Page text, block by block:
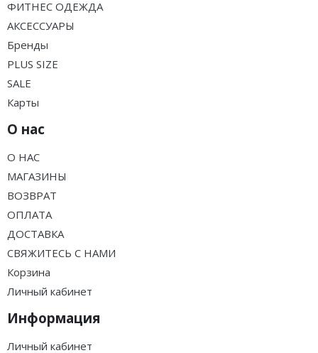
ФИТНЕС ОДЕЖДА
АКСЕССУАРЫ
Бренды
PLUS SIZE
SALE
Карты
О нас
О НАС
МАГАЗИНЫ
ВОЗВРАТ
ОПЛАТА
ДОСТАВКА
СВЯЖИТЕСЬ С НАМИ
Корзина
Личный кабинет
Информация
Личный кабинет